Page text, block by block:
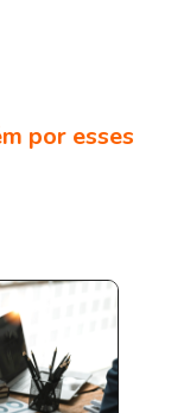
por esses